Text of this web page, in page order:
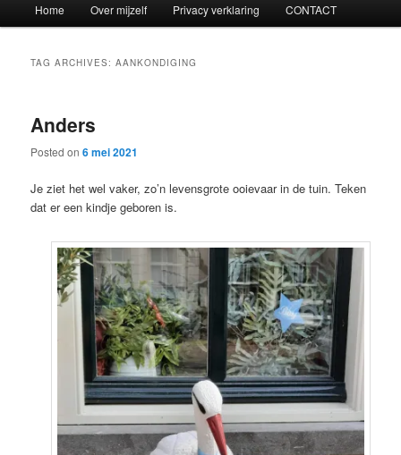
Skip
content
Skip
content
Home Over mijzelf Privacy verklaring CONTACT
TAG ARCHIVES:AANKONDIGING
Anders
Posted on6 mei 2021
Je ziet het wel vaker, zo’n levensgrote ooievaar in de tuin. Teken
dat er een kindje geboren is.